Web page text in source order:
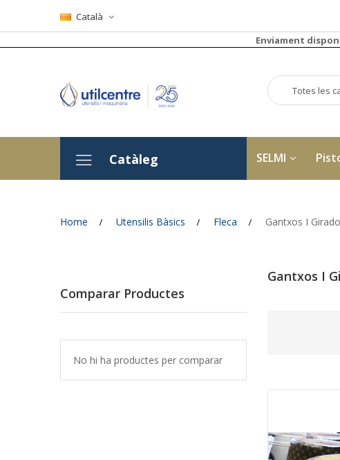
Català
Enviament
Totes les
Catàleg SELMI
Home Utensilis Bàsics Fleca Gantxos I
Gantxos I
Comparar Productes
No hi ha productes per comparar